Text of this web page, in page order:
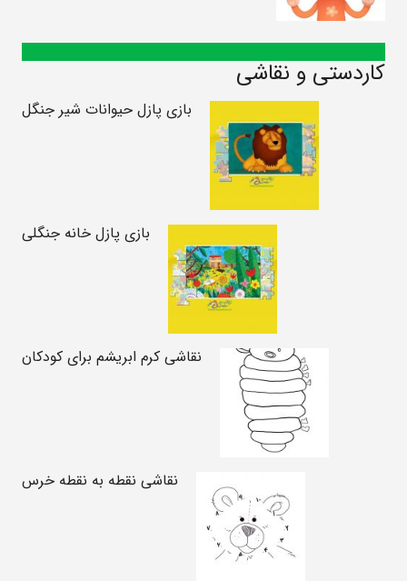
کاردستی و نقاشی
بازی پازل حیوانات شیر جنگل
بازی پازل خانه جنگلی
نقاشی کرم ابریشم برای کودکان
نقاشی نقطه به نقطه خرس